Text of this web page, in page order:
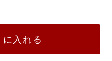
に入れる